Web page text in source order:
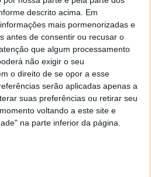
descrito acima. Em
mais pormenorizadas e
antes de consentir ou recusar o
que algum processamento
não exigir o seu
o direito de se opor a esse
serão aplicadas apenas a
suas preferências ou retirar seu
voltando a este site e
na parte inferior da página.